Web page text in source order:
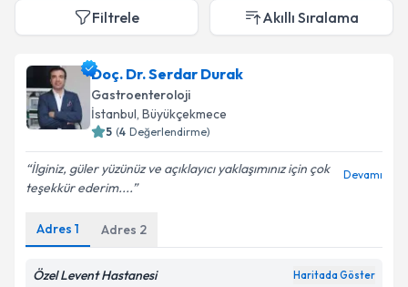
Filtrele Akıllı Sıralama
Doç. Dr. Serdar Durak
Gastroenteroloji
İstanbul, Büyükçekmece
5 (4 Değerlendirme)
İlginiz, güler yüzünüz ve açıklayıcı yaklaşımınız için çok
teşekkür ederim....
Devamı
Adres 1 Adres 2
Özel Levent Hastanesi Haritada Göster